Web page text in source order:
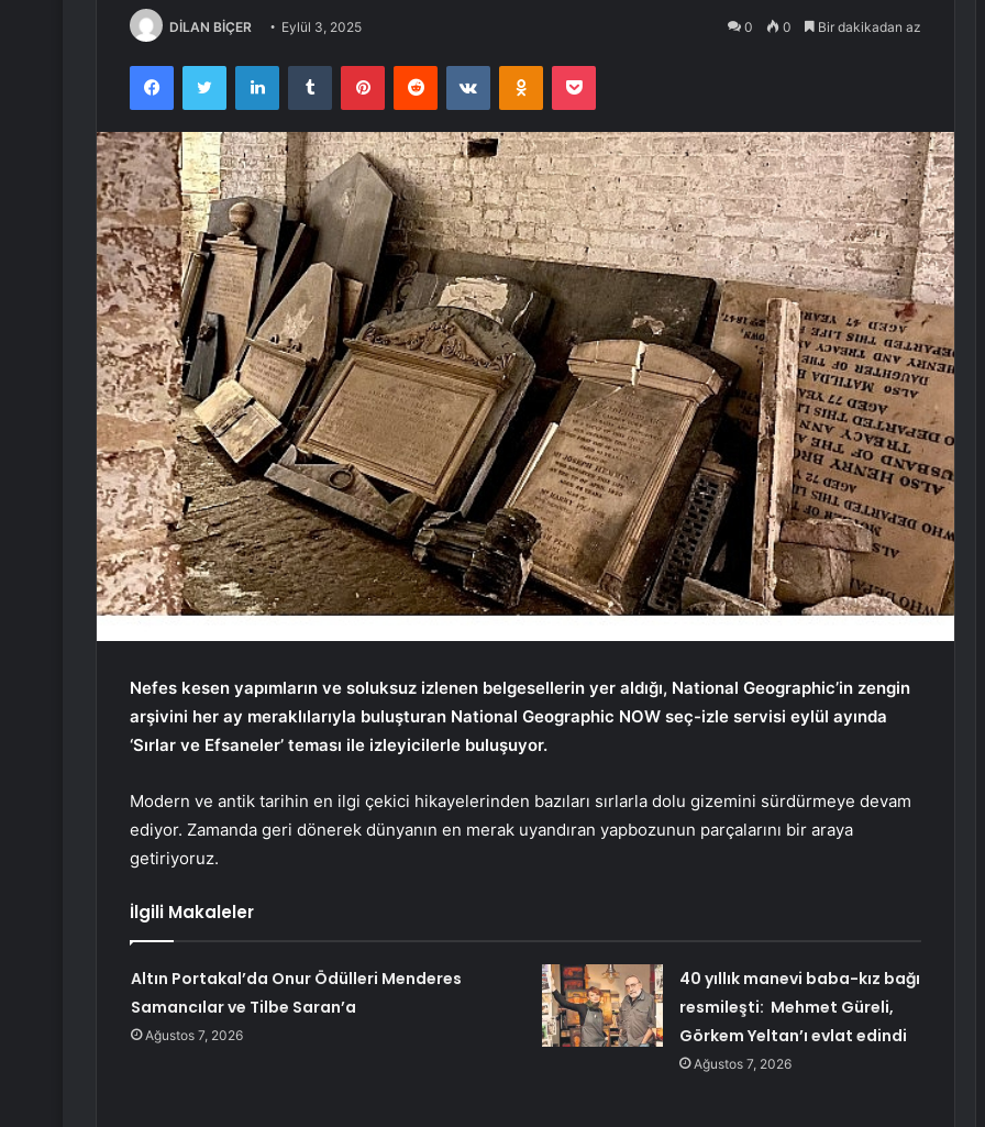
DİLAN BİÇER Eylül 3, 2025 0 0 Bir dakikadan az
FacebookTwitter LinkedInTumblr PinterestReddit VKontakteOdnoklassniki
Pocket
Nefes kesen yapımların ve soluksuz izlenen belgesellerin yer aldığı, National Geographic’in zengin
arşivini her ay meraklılarıyla buluşturan National Geographic NOW seç-izle servisi eylül ayında
‘Sırlar ve Efsaneler’ teması ile izleyicilerle buluşuyor.
Modern ve antik tarihin en ilgi çekici hikayelerinden bazıları sırlarla dolu gizemini sürdürmeye devam
ediyor. Zamanda geri dönerek dünyanın en merak uyandıran yapbozunun parçalarını bir araya
getiriyoruz.
İlgili Makaleler
Altın Portakal’da Onur Ödülleri Menderes
Samancılar ve Tilbe Saran’a
Ağustos 7, 2026
40 yıllık manevi baba-kız bağı
resmileşti: Mehmet Güreli,
Görkem Yeltan’ı evlat edindi
Ağustos 7, 2026